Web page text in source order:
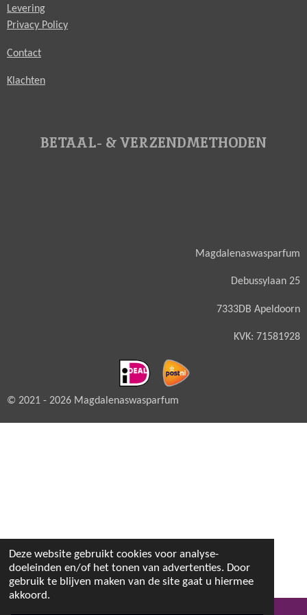
Deze website gebruikt cookies voor analyse-
doeleinden en/of het tonen van advertenties. Door
gebruik te blijven maken van de site gaat u hiermee
akkoord.
Levering
Privacy Policy
Contact
Klachten
BETAAL- & VERZENDMETHODEN
Magdalenaswasparfum
Debussylaan 25
7333DB Apeldoorn
KVK: 71581928
© 2021 - 2026 Magdalenaswasparfum